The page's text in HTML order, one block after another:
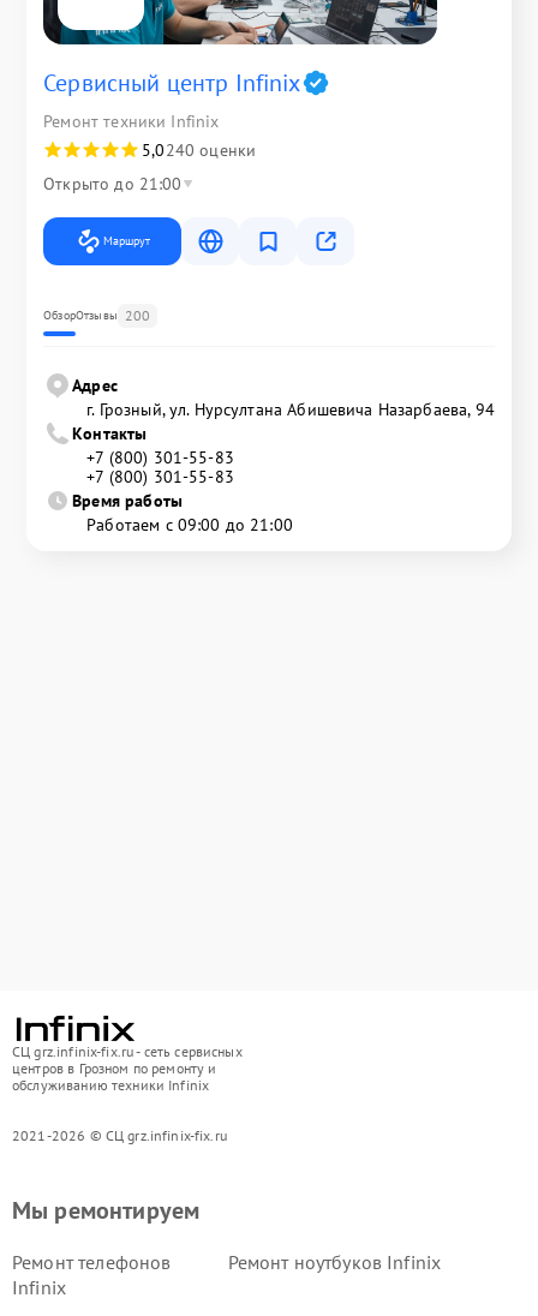
Сервисный центр Infinix
Ремонт техники Infinix
5,0240 оценки
Открыто до 21:00
Маршрут
ОбзорОтзывы 200
Адрес
г. Грозный, ул. Нурсултана Абишевича Назарбаева, 94
Контакты
+7 (800) 301-55-83
+7 (800) 301-55-83
Время работы
Работаем с 09:00 до 21:00
СЦ grz.infinix-fix.ru - сеть сервисных
центров в Грозном по ремонту и
обслуживанию техники Infinix
2021-2026 © СЦ grz.infinix-fix.ru
Мы ремонтируем
Ремонт телефонов
Infinix
Ремонт ноутбуков Infinix